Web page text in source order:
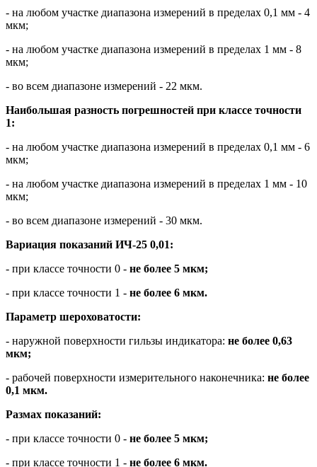
- на любом участке диапазона измерений в пределах 0,1 мм - 4
мкм;
- на любом участке диапазона измерений в пределах 1 мм - 8
мкм;
- во всем диапазоне измерений - 22 мкм.
Наибольшая разность погрешностей при классе точности
1:
- на любом участке диапазона измерений в пределах 0,1 мм - 6
мкм;
- на любом участке диапазона измерений в пределах 1 мм - 10
мкм;
- во всем диапазоне измерений - 30 мкм.
Вариация показаний ИЧ-25 0,01:
- при классе точности 0 - не более 5 мкм;
- при классе точности 1 - не более 6 мкм.
Параметр шероховатости:
- наружной поверхности гильзы индикатора: не более 0,63
мкм;
- рабочей поверхности измерительного наконечника: не более
0,1 мкм.
Размах показаний:
- при классе точности 0 - не более 5 мкм;
- при классе точности 1 - не более 6 мкм.